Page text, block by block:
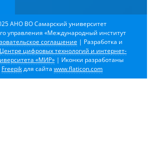
АНО ВО Самарский университет
управления «Международный институт
соглашение | Разработка и
Центре цифровых технологий и интернет-
«МИР»| Иконки разработаны
Freepikдля сайта www.flaticon.com